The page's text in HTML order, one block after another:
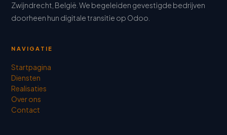
Zwijndrecht, België. We begeleiden gevestigde bedrijven
doorheen hun digitale transitie op Odoo.
NAVIGATIE
Startpagina
Diensten
Realisaties
Over ons
Contact